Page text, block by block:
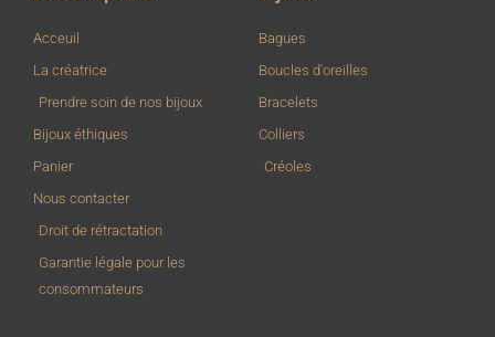
Acceuil
La créatrice
Prendre soin de nos bijoux
Bijoux éthiques
Panier
Nous contacter
Droit de rétractation
Garantie légale pour les
consommateurs
Bagues
Boucles d'oreilles
Bracelets
Colliers
Créoles